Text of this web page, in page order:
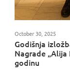
Godišnja
Nagrade „Alija
godinu
October 30, 2025